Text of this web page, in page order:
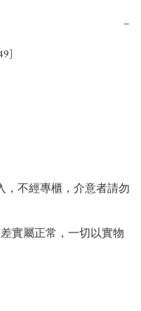
−
，不經專櫃，介意者請勿
實屬正常，一切以實物